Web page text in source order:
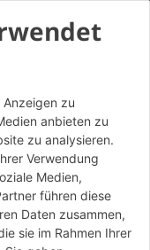
zu
anbieten zu
zu analysieren.
Verwendung
Medien,
führen diese
Daten zusammen,
sie im Rahmen Ihrer